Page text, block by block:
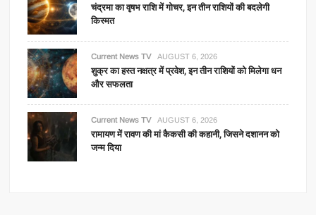
चंद्रमा का वृषभ राशि में गोचर, इन तीन राशियों की बदलेगी
किस्मत
Current News TV AUGUST 6, 2026
शुक्र का हस्त नक्षत्र में प्रवेश, इन तीन राशियों को मिलेगा धन
और सफलता
Current News TV AUGUST 6, 2026
रामायण में रावण की मां कैकसी की कहानी, जिसने दशानन को
जन्म दिया